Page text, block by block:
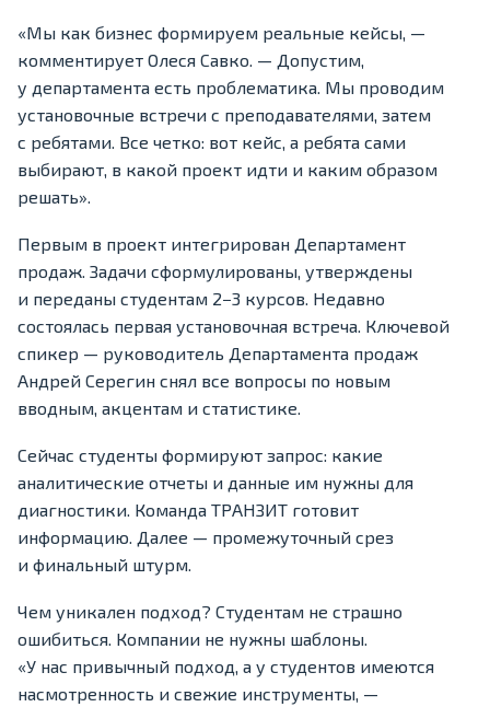
«Мы как бизнес формируем реальные кейсы, —
комментирует Олеся Савко. — Допустим,
у департамента есть проблематика. Мы проводим
установочные встречи с преподавателями, затем
с ребятами. Все четко: вот кейс, а ребята сами
выбирают, в какой проект идти и каким образом
решать».
Первым в проект интегрирован Департамент
продаж. Задачи сформулированы, утверждены
и переданы студентам 2−3 курсов. Недавно
состоялась первая установочная встреча. Ключевой
спикер — руководитель Департамента продаж
Андрей Серегин снял все вопросы по новым
вводным, акцентам и статистике.
Сейчас студенты формируют запрос: какие
аналитические отчеты и данные им нужны для
диагностики. Команда ТРАНЗИТ готовит
информацию. Далее — промежуточный срез
и финальный штурм.
Чем уникален подход? Студентам не страшно
ошибиться. Компании не нужны шаблоны.
«У нас привычный подход, а у студентов имеются
насмотренность и свежие инструменты, —